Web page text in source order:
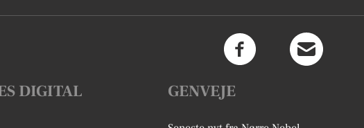
DIGITAL GENVEJE